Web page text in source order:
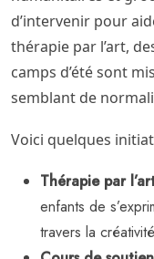
d’intervenir pour
thérapie par l’art,
camps d’été sont
semblant de
Voici quelques
Thérapie par
enfants de
travers la